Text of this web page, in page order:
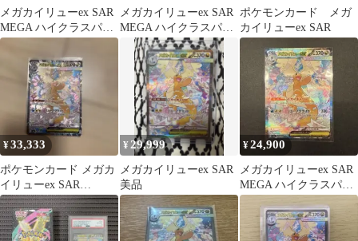
メガカイリューex SAR
MEGA ハイクラスパッ
ク MEGAドリームex …
メガカイリューex SAR
MEGA ハイクラスパッ
ク MEGAドリームex …
ポケモンカード メガ
カイリューex SAR
¥33,333
ポケモンカード メガカ
イリューex SAR
246/193
¥ 29,999
メガカイリューex SAR
美品
¥24,900
メガカイリューex SAR
MEGA ハイクラスパッ
ク MEGAドリームex …